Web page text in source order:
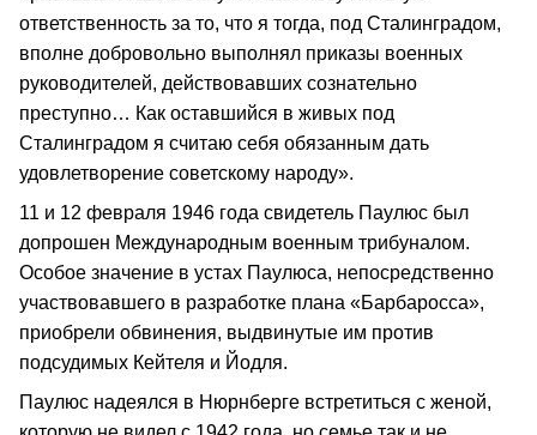
ответственность за то, что я тогда, под Сталинградом,
вполне добровольно выполнял приказы военных
руководителей, действовавших сознательно
преступно… Как оставшийся в живых под
Сталинградом я считаю себя обязанным дать
удовлетворение советскому народу».
11 и 12 февраля 1946 года свидетель Паулюс был
допрошен Международным военным трибуналом.
Особое значение в устах Паулюса, непосредственно
участвовавшего в разработке плана «Барбаросса»,
приобрели обвинения, выдвинутые им против
подсудимых Кейтеля и Йодля.
Паулюс надеялся в Нюрнберге встретиться с женой,